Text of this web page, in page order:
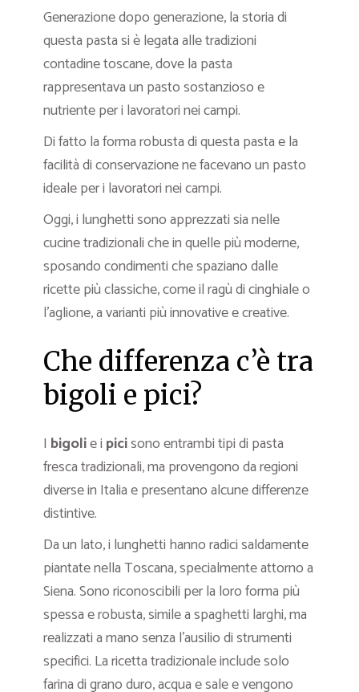
Generazione dopo generazione, la storia di
questa pasta si è legata alle tradizioni
contadine toscane, dove la pasta
rappresentava un pasto sostanzioso e
nutriente per i lavoratori nei campi.
Di fatto la forma robusta di questa pasta e la
facilità di conservazione ne facevano un pasto
ideale per i lavoratori nei campi.
Oggi, i lunghetti sono apprezzati sia nelle
cucine tradizionali che in quelle più moderne,
sposando condimenti che spaziano dalle
ricette più classiche, come il ragù di cinghiale o
l’aglione, a varianti più innovative e creative.
Che differenza c’è tra
bigoli e pici?
I bigolie i picisono entrambi tipi di pasta
fresca tradizionali, ma provengono da regioni
diverse in Italia e presentano alcune differenze
distintive.
Da un lato, i lunghetti hanno radici saldamente
piantate nella Toscana, specialmente attorno a
Siena. Sono riconoscibili per la loro forma più
spessa e robusta, simile a spaghetti larghi, ma
realizzati a mano senza l’ausilio di strumenti
specifici. La ricetta tradizionale include solo
farina di grano duro, acqua e sale e vengono